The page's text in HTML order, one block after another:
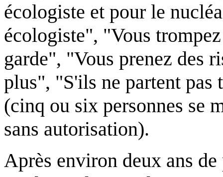
écologiste et pour le
écologiste", "Vous
garde", "Vous prenez des
plus", "S'ils ne partent pas
(cinq ou six personnes se
sans autorisation).
Après environ deux ans